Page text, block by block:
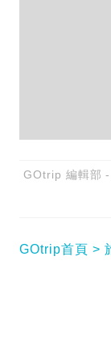
GOtrip 編輯部
GOtrip首頁